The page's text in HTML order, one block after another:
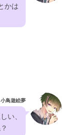
かは
小鳥遊絵夢
い、